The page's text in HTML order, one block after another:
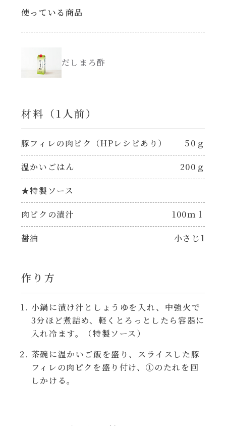
サラダ
本気中華
グラタン/ドリア
シャンタン粉末（シャンタンチーズニングを
含む）
パウチのまんまシリーズ
シャンタン鍋
おもてなし
BBQ/キャンプ
炊飯器
京の和風だし
白だし
すき焼のたれ
焼肉のたれ 二代目
やみつききゃべつの塩たれ
だしまろ酢
聖護院かぶらのもみじおろしぽん酢
ハコネーゼ 完熟トマト
ハコネーゼ 海老クリーム
使っている商品
だしまろ酢
材料（1⼈前）
豚フィレの肉ピク（HPレシピあり） 50ｇ
温かいごはん 200ｇ
★特製ソース
肉ピクの漬汁 100ｍｌ
醤油 小さじ1
作り方
小鍋に漬け汁としょうゆを入れ、中強火で
3分ほど煮詰め、軽くとろっとしたら容器に
入れ冷ます。（特製ソース）
茶碗に温かいご飯を盛り、スライスした豚
フィレの肉ピクを盛り付け、①のたれを回
しかける。